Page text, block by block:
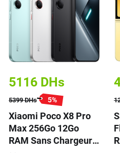
5116 DHs
5399DHs 5%
Xiaomi Poco X8 Pro
Max 256Go 12Go
RAM Sans Chargeur